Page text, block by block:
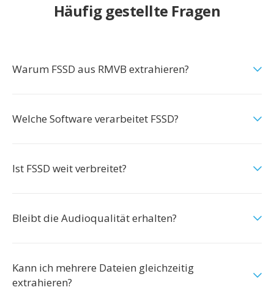
Häufig gestellte Fragen
Warum FSSD aus RMVB extrahieren?
Welche Software verarbeitet FSSD?
Ist FSSD weit verbreitet?
Bleibt die Audioqualität erhalten?
Kann ich mehrere Dateien gleichzeitig
extrahieren?